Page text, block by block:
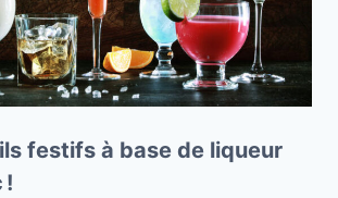
festifs à base de liqueur
!